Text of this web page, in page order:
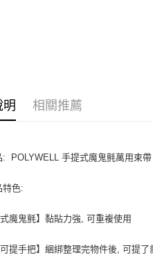
明 相關推薦
POLYWELL 手提式魔鬼氈萬用束帶
色:
式魔鬼氈】黏貼力強, 可重複使用
可提手把】綑綁整理完物件後, 可提